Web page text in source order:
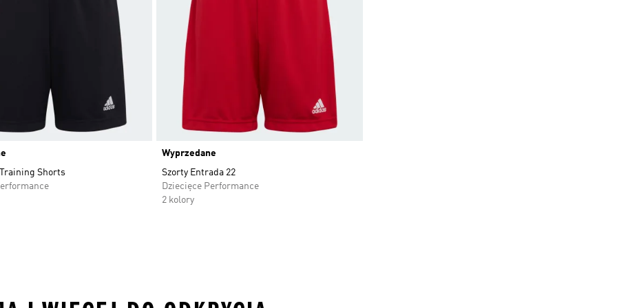
Shorts
Wyprzedane
Szorty Entrada 22
Dziecięce Performance
2 kolory